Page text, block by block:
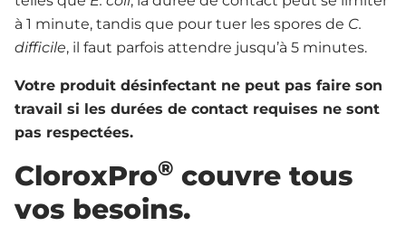
à 1 minute, tandis que pour tuer les spores de C.
difficile, il faut parfois attendre jusqu’à 5 minutes.
Votre produit désinfectant ne peut pas faire son
travail si les durées de contact requises ne sont
pas respectées.
CloroxPro® couvre tous
vos besoins.